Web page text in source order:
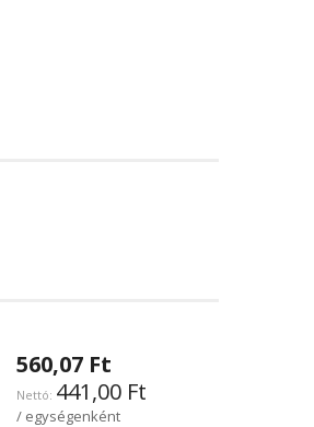
560,07 Ft
441,00 Ft
/ egységenként